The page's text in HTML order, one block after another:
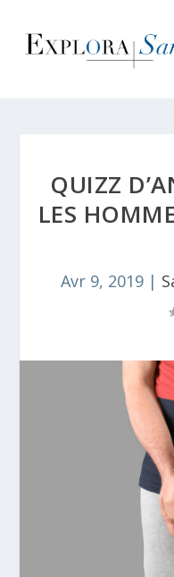
QUIZZ
LES
Avr 9, 2019 |